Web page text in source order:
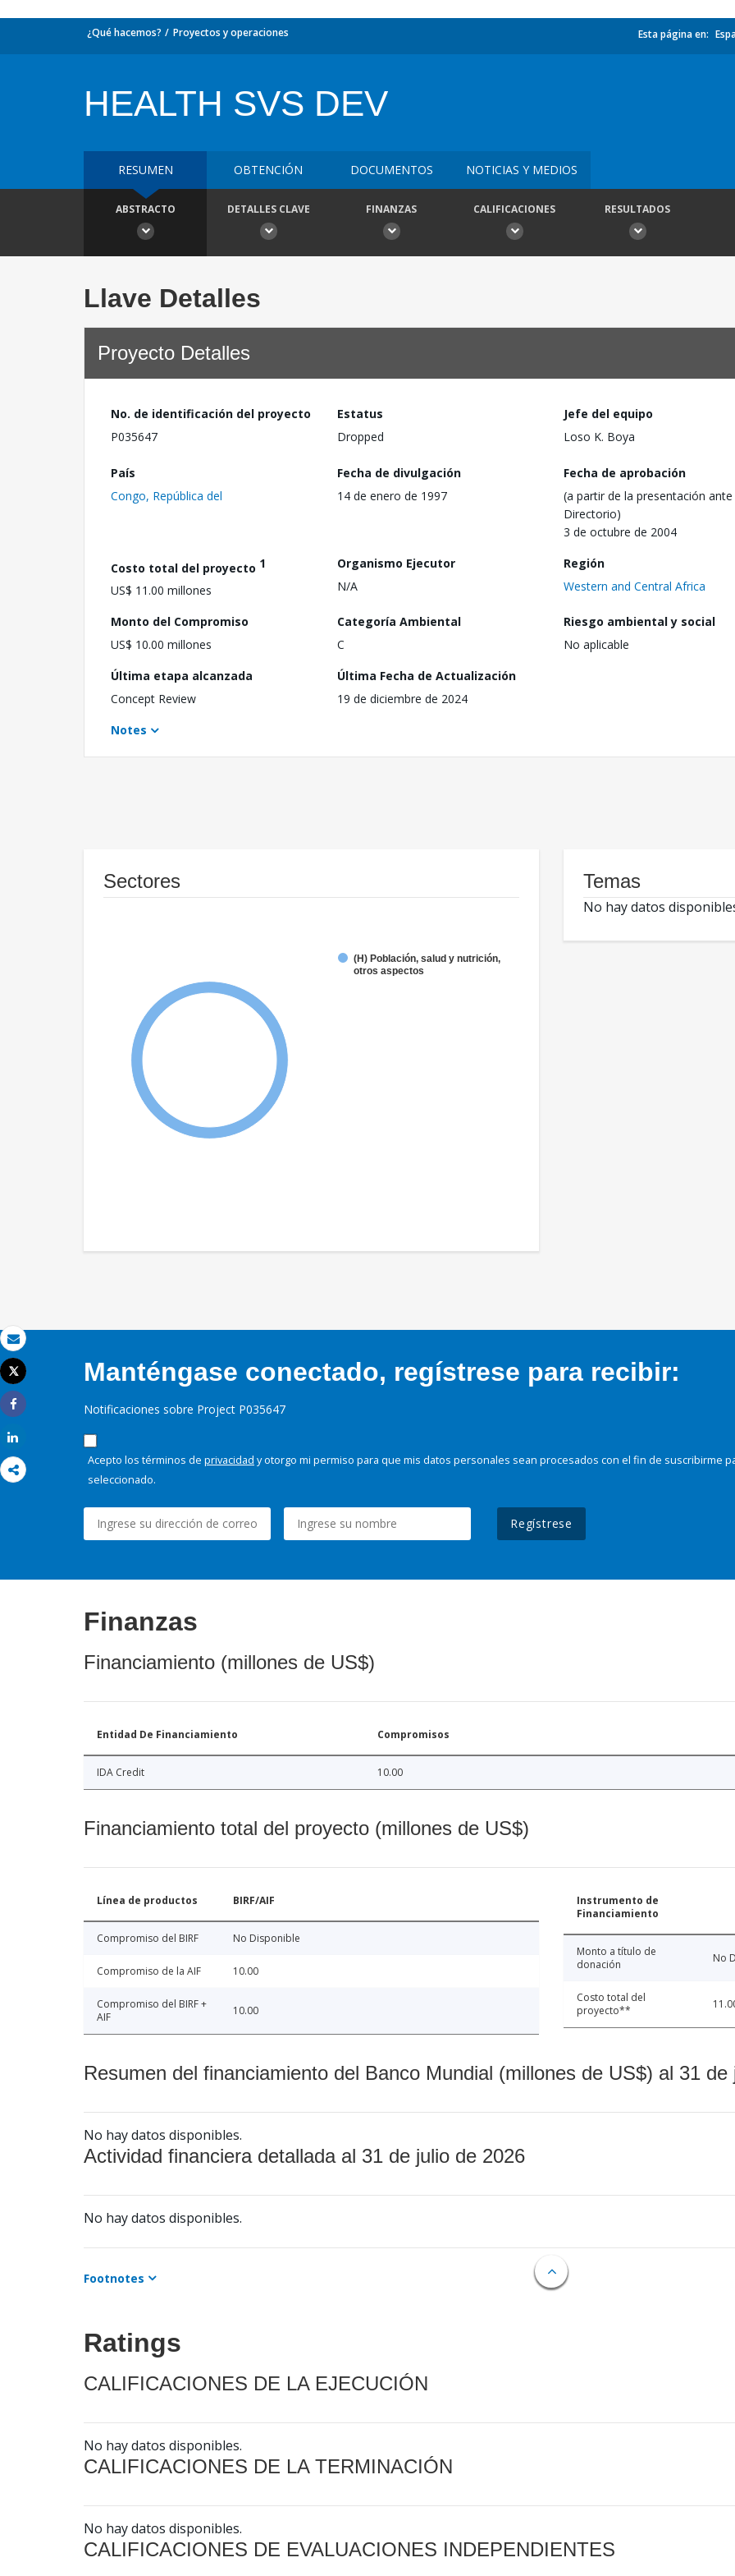
Correo electrónico
Imprimir
Tweet
Share
¿Qué hacemos? Proyectos y operaciones Esta página en:
HEALTH SVS DEV
RESUMEN OBTENCIÓN DOCUMENTOS NOTICIAS Y MEDIOS
ABSTRACTO DETALLES CLAVE FINANZAS CALIFICACIONES RESULTADOS
Llave Detalles
Proyecto Detalles
No. de identificación del proyecto
P035647
Estatus
Dropped
Jefe del equipo
Loso K. Boya
País
Congo, República del
Fecha de divulgación
14 de enero de 1997
Fecha de aprobación
(a partir de la presentación ante
Directorio)
3 de octubre de 2004
Costo total del proyecto 1
US$ 11.00 millones
Organismo Ejecutor
N/A
Región
Western and Central Africa
Monto del Compromiso
US$ 10.00 millones
Categoría Ambiental
C
Riesgo ambiental y social
No aplicable
Última etapa alcanzada
Concept Review
Última Fecha de Actualización
19 de diciembre de 2024
Notes
Sectores
(H) Población, salud y nutrición,
otros aspectos
Temas
No hay datos
Manténgase conectado, regístrese para recibir:
Notificaciones sobre Project P035647
Acepto los términos de privacidad y otorgo mi permiso para que mis datos personales sean procesados con el fin de suscribirme
seleccionado.
Regístrese
Finanzas
Financiamiento (millones de US$)
Entidad De Financiamiento Compromisos
IDA Credit 10.00
Financiamiento total del proyecto (millones de US$)
Línea de productos BIRF/AIF
Compromiso del BIRF No Disponible
Compromiso de la AIF 10.00
Compromiso del BIRF +
AIF
10.00
Instrumento de
Financiamiento
Monto a título de
donación
No
Costo total del
proyecto**
Resumen del financiamiento del Banco Mundial (millones de US$) al 31 de
No hay datos disponibles.
Actividad financiera detallada al 31 de julio de 2026
No hay datos disponibles.
Footnotes
Ratings
CALIFICACIONES DE LA EJECUCIÓN
No hay datos disponibles.
CALIFICACIONES DE LA TERMINACIÓN
No hay datos disponibles.
CALIFICACIONES DE EVALUACIONES INDEPENDIENTES